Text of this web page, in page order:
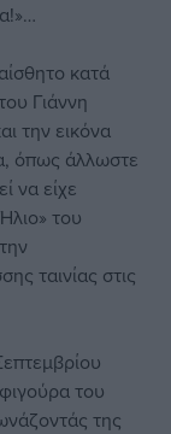
κατά
Γιάννη
την εικόνα
όπως άλλωστε
να είχε
του
ταινίας στις
του
της